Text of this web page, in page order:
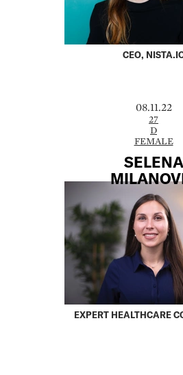
CEO,
08.11.22
27
D
FEMALE
SELENA
EXPERT HEALTHCARE